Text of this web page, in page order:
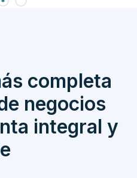
completa
negocios
integral y